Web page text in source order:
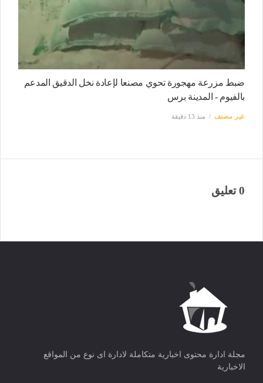
ضبط مزرعة مهجورة تحوي مصنعا لإعادة نخل الدقيق المدعم
بالفيوم - المدينة برس
غير مصنف منذ 13 دقيقة
0 تعليق
مجلة ادارة محتوى اخبارية متكاملة لادارة اى نوع من المواقع
الاخبارية